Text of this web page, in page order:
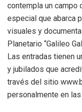
contempla un campo
especial que abarca
visuales y
Planetario “Galileo
Las entradas tienen
y jubilados que
través del sitio
personalmente en